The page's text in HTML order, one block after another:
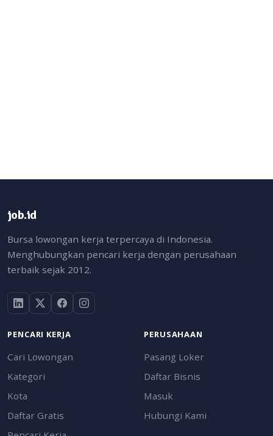
job.id
Bursa lowongan kerja terpercaya di Indonesia.
Menghubungkan pencari kerja dengan perusahaan
terbaik sejak 2012.
PENCARI KERJA
Cari Lowongan
Kategori
Kota
Daftar Gratis
PERUSAHAAN
Pasang Loker
Daftar Bisnis
Masuk
Hubungi Kami